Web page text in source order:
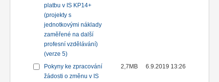
platbu v IS KP14+
(projekty s
jednotkovými náklady
zaměřené na další
profesní vzdělávání)
(verze 5)
Pokyny ke zpracování
žádosti o změnu v IS
2,7MB 6.9.2019 13:26